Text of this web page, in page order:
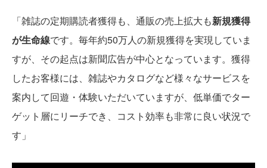
「雑誌の定期購読者獲得も、通販の売上拡大も新規獲得
が生命線です。毎年約50万人の新規獲得を実現していま
すが、その起点は新聞広告が中心となっています。獲得
したお客様には、雑誌やカタログなど様々なサービスを
案内して回遊・体験いただいていますが、低単価でター
ゲット層にリーチでき、コスト効率も非常に良い状況で
す」